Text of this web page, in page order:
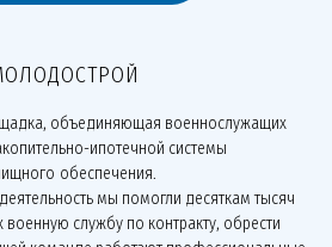
объединяющая военнослужащих
ипотечной системы
обеспечения.
мы помогли десяткам тысяч
службу по контракту, обрести